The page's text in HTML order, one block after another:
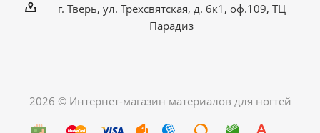
г. Тверь, ул. Трехсвятская, д. 6к1, оф.109, ТЦ
Парадиз
2026 © Интернет-магазин материалов для ногтей